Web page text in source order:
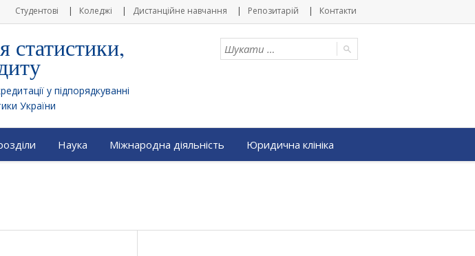
Студентові Коледжі Дистанційне навчання Репозитарій Контакти
статистики,
у підпорядкуванні
України
Наука Міжнародна діяльність Юридична клініка